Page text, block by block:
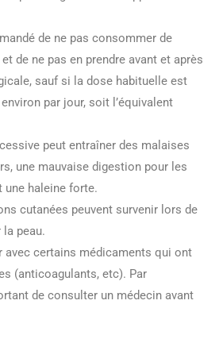
de ne pas consommer de
de ne pas en prendre avant et après
sauf si la dose habituelle est
par jour, soit l’équivalent
peut entraîner des malaises
une mauvaise digestion pour les
une haleine forte.
cutanées peuvent survenir lors de
la peau.
avec certains médicaments qui ont
(anticoagulants, etc). Par
de consulter un médecin avant